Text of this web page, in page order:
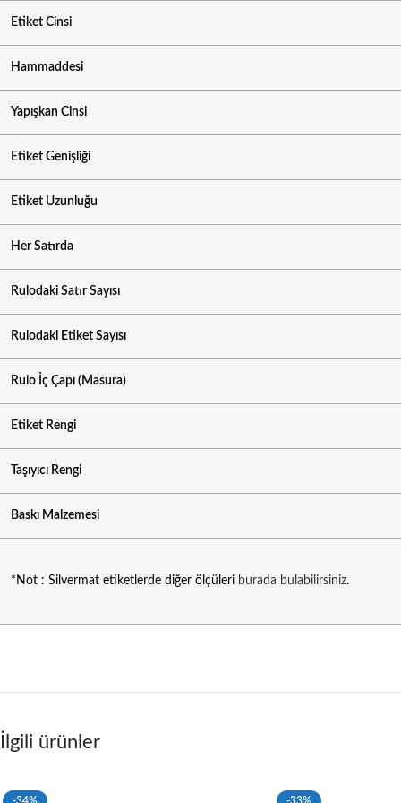
Etiket Cinsi
Hammaddesi
Yapışkan Cinsi
Etiket Genişliği
Etiket Uzunluğu
Her Satırda
Rulodaki Satır Sayısı
Rulodaki Etiket Sayısı
Rulo İç Çapı (Masura)
Etiket Rengi
Taşıyıcı Rengi
Baskı Malzemesi
*Not : Silvermat etiketlerde diğer ölçüleri burada bulabilirsiniz.
İlgili ürünler